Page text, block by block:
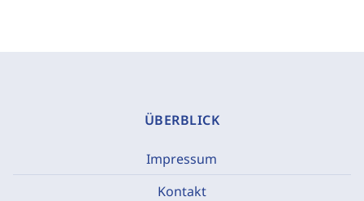
ÜBERBLICK
Impressum
Kontakt